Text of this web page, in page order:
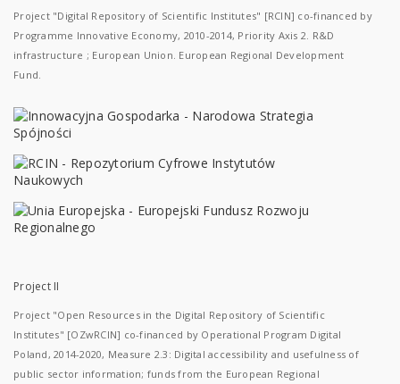
Project "Digital Repository of Scientific Institutes" [RCIN] co-financed by
Programme Innovative Economy, 2010-2014, Priority Axis 2. R&D
infrastructure ; European Union. European Regional Development
Fund.
Project II
Project "Open Resources in the Digital Repository of Scientific
Institutes" [OZwRCIN] co-financed by Operational Program Digital
Poland, 2014-2020, Measure 2.3: Digital accessibility and usefulness of
public sector information; funds from the European Regional